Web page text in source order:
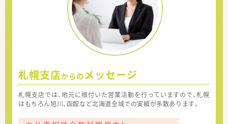
札幌支店からの メッセージ
札幌支店では、地元に根付いた営業活動を行っていますので、札幌
はもちろん旭川、函館など北海道全域での実績が多数あります。